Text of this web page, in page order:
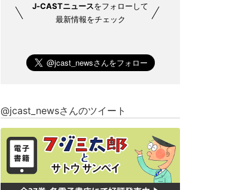
J-CASTニュースをフォローして
最新情報をチェック
@jcast_newsさんのツイート